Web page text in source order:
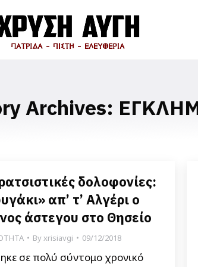
Archives:
δολοφονίες:
απ’ τ’ Αλγέρι ο
άστεγου στο Θησείο
Byxrisiavgi 09/12/2018
σε πολύ σύντομο χρονικό